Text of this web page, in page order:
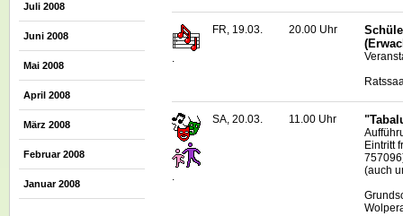
Juli 2008
Juni 2008
Mai 2008
April 2008
März 2008
Februar 2008
Januar 2008
.
FR, 19.03. 20.00 Uhr
.
SA, 20.03. 11.00 Uhr
Eintritt
(auch